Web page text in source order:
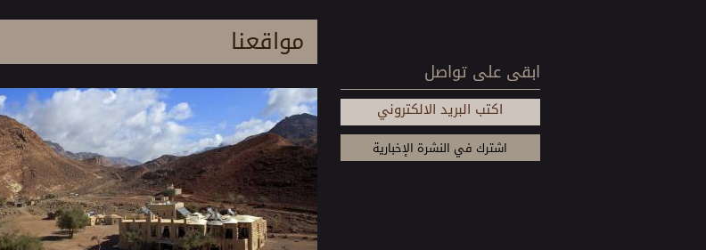
مواقعنا
ابقى على تواصل
اكتب البريد الالكتروني